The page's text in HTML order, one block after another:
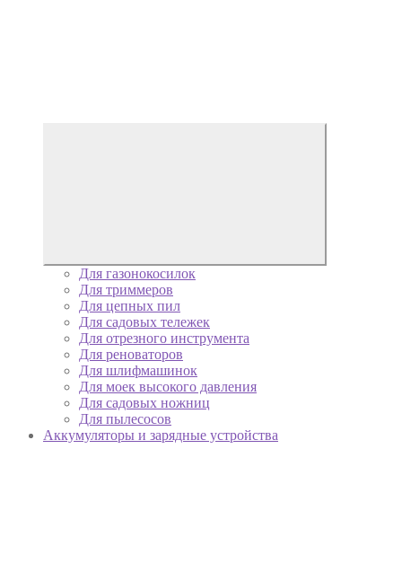
Для газонокосилок
Для триммеров
Для цепных пил
Для садовых тележек
Для отрезного инструмента
Для реноваторов
Для шлифмашинок
Для моек высокого давления
Для садовых ножниц
Для пылесосов
Аккумуляторы и зарядные устройства